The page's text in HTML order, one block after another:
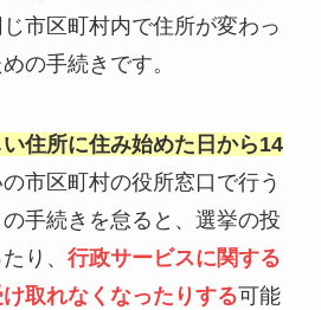
市区町村内で住所が変わっ
の手続きです。
住所に住み始めた日から14
市区町村の役所窓口で行う
手続きを怠ると、選挙の投
り、 行政サービスに関する
取れなくなったりする可能